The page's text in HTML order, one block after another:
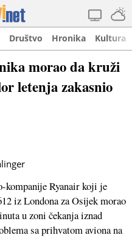
Društvo Hronika Kultura
morao da kruži
letenja zakasnio
Ryanair koji je
iz Londona za Osijek morao
u zoni čekanja iznad
sa prihvatom aviona na